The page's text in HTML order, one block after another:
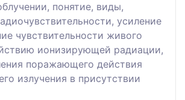
понятие, виды,
усиление
чувствительности живого
ионизирующей радиации,
поражающего действия
излучения в присутствии